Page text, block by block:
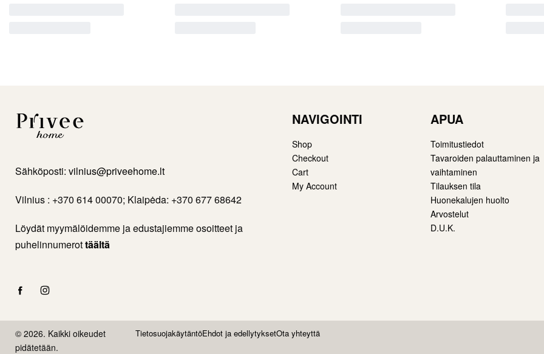
Sähköposti: vilnius@priveehome.lt
Vilnius : +370 614 00070; Klaipėda: +370 677 68642
Löydät myymälöidemme ja edustajiemme osoitteet ja
puhelinnumerottäältä
NAVIGOINTI
Shop
Checkout
Cart
My Account
APUA
Toimitustiedot
Tavaroiden palauttaminen ja
vaihtaminen
Tilauksen tila
Huonekalujen huolto
Arvostelut
D.U.K.
© 2026. Kaikki oikeudet
pidätetään.
TietosuojakäytäntöEhdot ja edellytyksetOta yhteyttä